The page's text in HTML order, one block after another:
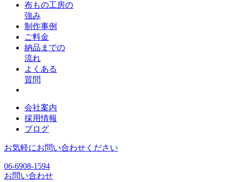
布もの工房の
強み
制作事例
ご料金
納品までの
流れ
よくある
質問
会社案内
採用情報
ブログ
お気軽にお問い合わせください
06-6908-1594
お問い合わせ